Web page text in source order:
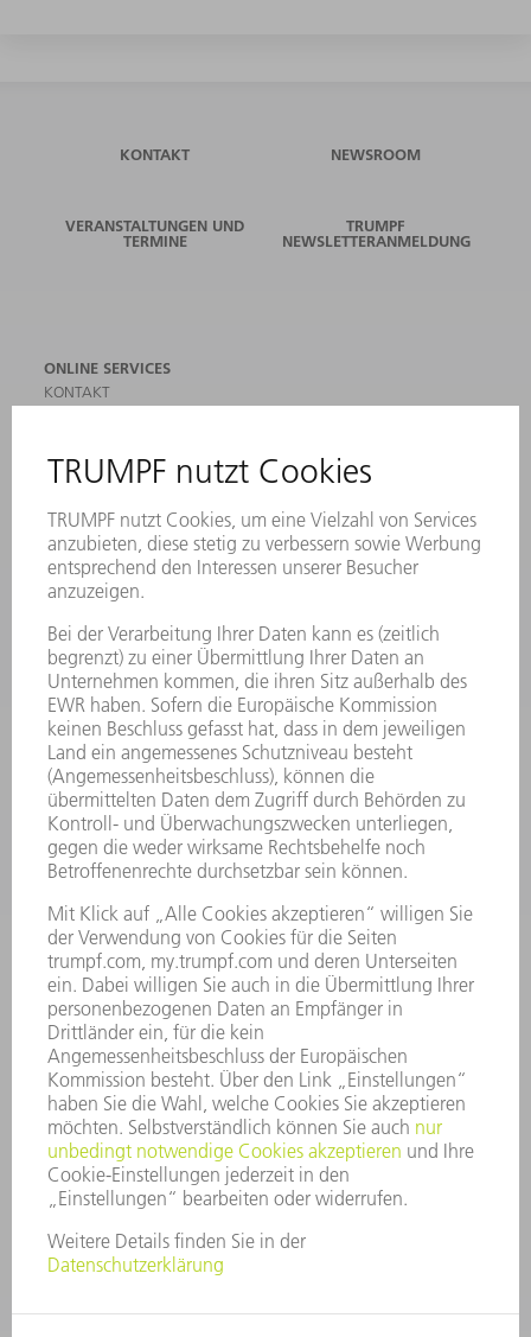
KONTAKT NEWSROOM
VERANSTALTUNGEN UND
TERMINE
TRUMPF
NEWSLETTERANMELDUNG
ONLINE SERVICES
KONTAKT
VERANSTALTUNGEN UND TERMINE
NEWSLETTER-ANMELDUNG
MYTRUMPF
SICHERHEITSDATENBLÄTTER
PRODUKTE
MASCHINEN & SYSTEME
LEISTUNGSELEKTRONIK
ELEKTROWERKZEUGE
SMART FACTORY
SOFTWARE
SERVICES
ANWENDUNGEN
BRANCHEN
UNTERNEHMEN
KARRIERE
STELLENANGEBOTE
UNTERNEHMENSPROFIL
GESCHÄFTSBERICHT
UNTERNEHMENSGRUNDSÄTZE
COMPLIANCE
HINWEISGEBERSYSTEM
SECURITY
PRESSEMITTEILUNGEN
MAGAZINE
LIEFERANTEN
NACHHALTIGKEIT
UMWELT & KLIMA
SOZIALES & GESELLSCHAFT
UNTERNEHMENSFÜHRUNG